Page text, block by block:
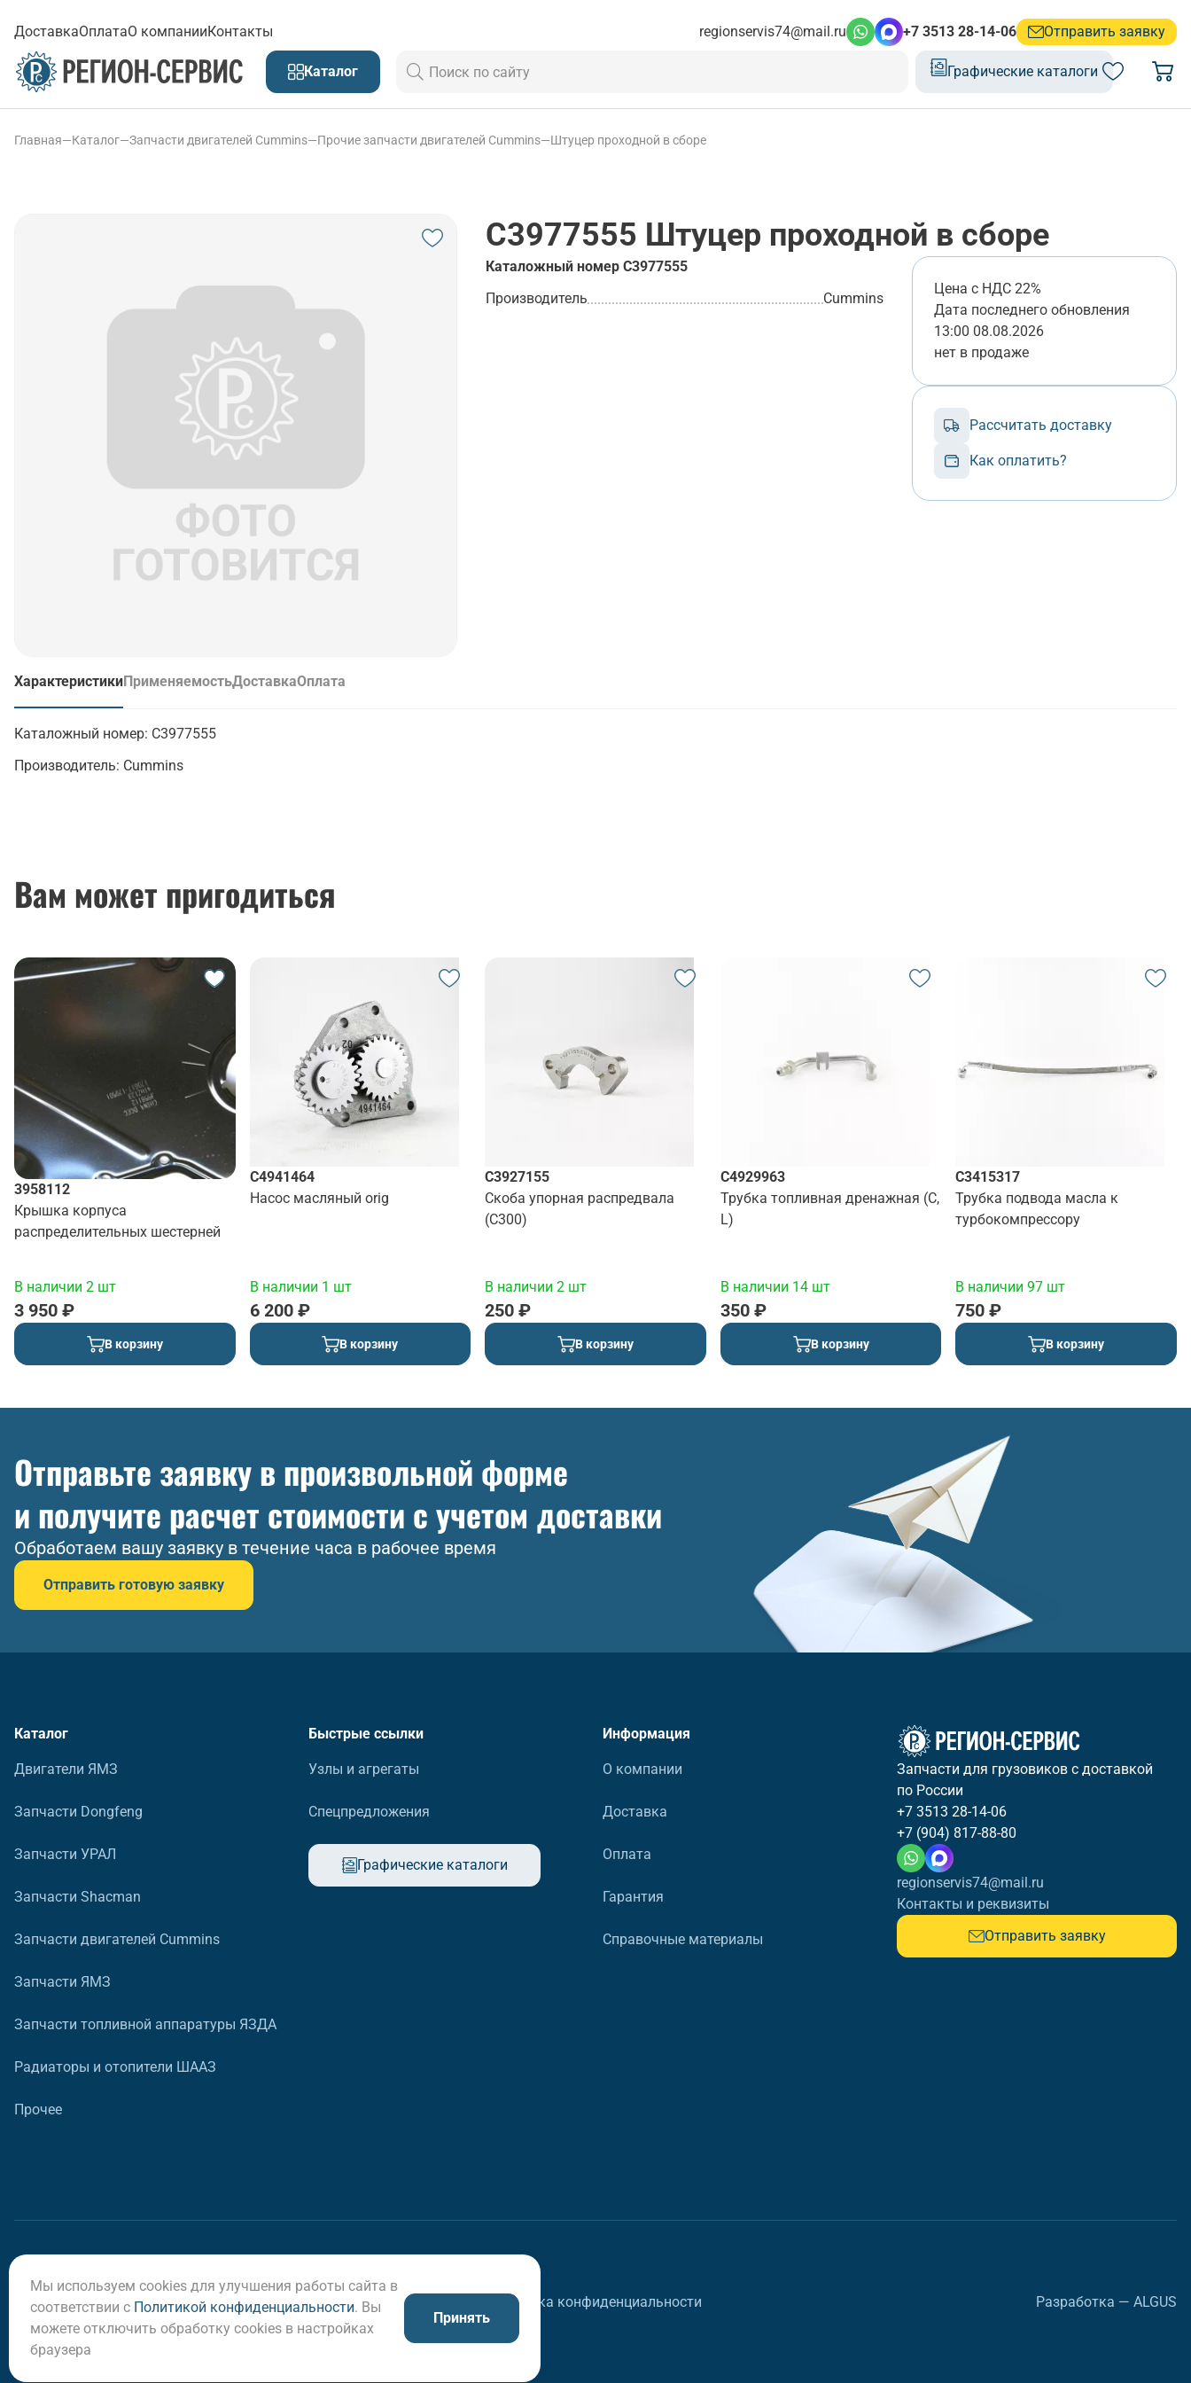
ДоставкаОплатаО компанииКонтакты regionservis74@mail.ru +7 3513 28-14-06 Отправить заявку
Каталог Графические каталоги
Главная—Каталог—Запчасти двигателей Cummins—Прочие запчасти двигателей Cummins—Штуцер проходной в сборе
C3977555 Штуцер проходной в сборе
Каталожный номер C3977555
Производитель
Cummins
Цена с НДС 22%
Дата последнего обновления
13:00 08.08.2026
нет в продаже
Рассчитать доставку
Как оплатить?
Характеристики
(активная вкладка)
ПрименяемостьДоставкаОплата
Каталожный номер: C3977555
Производитель: Cummins
Вам может пригодиться
3958112
Крышка корпуса
распределительных шестерней
В наличии 2 шт
3 950 ₽
В корзину
C4941464
Насос масляный orig
В наличии 1 шт
6 200 ₽
В корзину
C3927155
Скоба упорная распредвала
(C300)
В наличии 2 шт
250 ₽
В корзину
C4929963
Трубка топливная дренажная (C,
L)
В наличии 14 шт
350 ₽
В корзину
C3415317
Трубка подвода масла к
турбокомпресcору
В наличии 97 шт
750 ₽
В корзину
Отправьте заявку в произвольной форме
и получите расчет стоимости с учетом доставки
Обработаем вашу заявку в течение часа в рабочее время
Отправить готовую заявку
Каталог
Двигатели ЯМЗ
Запчасти Dongfeng
Запчасти УРАЛ
Запчасти Shacman
Запчасти двигателей Cummins
Запчасти ЯМЗ
Запчасти топливной аппаратуры ЯЗДА
Радиаторы и отопители ШААЗ
Прочее
Быстрые ссылки
Узлы и агрегаты
Спецпредложения
Графические каталоги
Информация
О компании
Доставка
Оплата
Гарантия
Справочные материалы
Запчасти для грузовиков с доставкой
по России
+7 3513 28-14-06
+7 (904) 817-88-80
regionservis74@mail.ru
Контакты и реквизиты
Отправить заявку
© ООО «Регион-Сервис», 2026 Политика конфиденциальности Разработка — ALGUS
Мы используем cookies для улучшения работы сайта в
соответствии с Политикой конфиденциальности. Вы
можете отключить обработку cookies в настройках
браузера
Принять